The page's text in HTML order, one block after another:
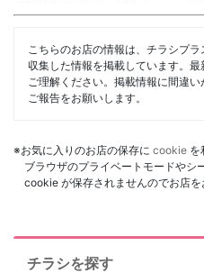
こちらのお店の情報は、チラシプ
収集した情報を掲載しています。
ご理解ください。掲載情報に間違
ご報告をお願いします。
※お気に入りのお店の保存に cookie を
ブラウザのプライベートモードやシ
cookie が保存されませんのでお店を
チラシを探す